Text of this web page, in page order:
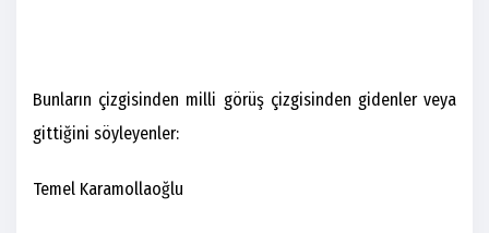
Bunların çizgisinden milli görüş çizgisinden gidenler veya
gittiğini söyleyenler:
Temel Karamollaoğlu